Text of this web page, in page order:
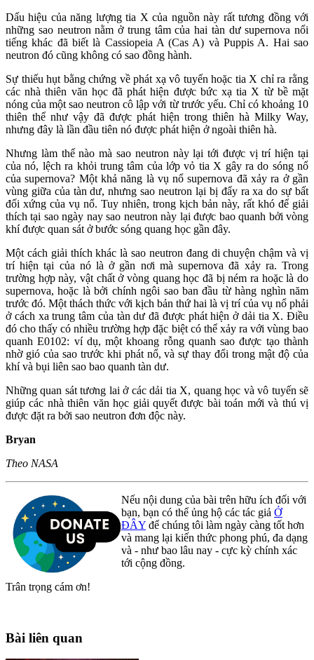
Dấu hiệu của năng lượng tia X của nguồn này rất tương đồng với
những sao neutron nằm ở trung tâm của hai tàn dư supernova nổi
tiếng khác đã biết là Cassiopeia A (Cas A) và Puppis A. Hai sao
neutron đó cũng không có sao đồng hành.
Sự thiếu hụt bằng chứng về phát xạ vô tuyến hoặc tia X chỉ ra rằng
các nhà thiên văn học đã phát hiện được bức xạ tia X từ bề mặt
nóng của một sao neutron cô lập với từ trước yếu. Chỉ có khoảng 10
thiên thể như vậy đã được phát hiện trong thiên hà Milky Way,
nhưng đây là lần đầu tiên nó được phát hiện ở ngoài thiên hà.
Nhưng làm thế nào mà sao neutron này lại tới được vị trí hiện tại
của nó, lệch ra khỏi trung tâm của lớp vỏ tia X gây ra do sóng nổ
của supernova? Một khả năng là vụ nổ supernova đã xảy ra ở gần
vùng giữa của tàn dư, nhưng sao neutron lại bị đẩy ra xa do sự bất
đối xứng của vụ nổ. Tuy nhiên, trong kịch bản này, rất khó để giải
thích tại sao ngày nay sao neutron này lại được bao quanh bởi vòng
khí được quan sát ở bước sóng quang học gần đây.
Một cách giải thích khác là sao neutron đang di chuyện chậm và vị
trí hiện tại của nó là ở gần nơi mà supernova đã xảy ra. Trong
trường hợp này, vật chất ở vòng quang học đã bị ném ra hoặc là do
supernova, hoặc là bởi chính ngôi sao ban đầu từ hàng nghìn năm
trước đó. Một thách thức với kịch bản thứ hai là vị trí của vụ nổ phải
ở cách xa trung tâm của tàn dư đã được phát hiện ở dải tia X. Điều
đó cho thấy có nhiều trường hợp đặc biệt có thể xảy ra với vùng bao
quanh E0102: ví dụ, một khoang rỗng quanh sao được tạo thành
nhờ gió của sao trước khi phát nổ, và sự thay đổi trong mật độ của
khí và bụi liên sao bao quanh tàn dư.
Những quan sát tương lai ở các dải tia X, quang học và vô tuyến sẽ
giúp các nhà thiên văn học giải quyết được bài toán mới và thú vị
được đặt ra bởi sao neutron đơn độc này.
Bryan
Theo NASA
Nếu nội dung của bài trên hữu ích đối với
bạn, bạn có thể ủng hộ các tác giả Ở
ĐÂY để chúng tôi làm ngày càng tốt hơn
và mang lại kiến thức phong phú, đa dạng
và - như bao lâu nay - cực kỳ chính xác
tới cộng đồng.
Trân trọng cám ơn!
Bài liên quan